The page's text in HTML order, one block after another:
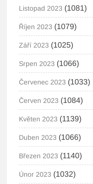
Listopad 2023 (1081)
Říjen 2023 (1079)
Září 2023 (1025)
Srpen 2023 (1066)
Červenec 2023 (1033)
Červen 2023 (1084)
Květen 2023 (1139)
Duben 2023 (1066)
Březen 2023 (1140)
Únor 2023 (1032)